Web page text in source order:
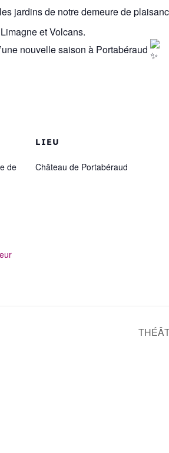
jardins de notre demeure de
et Volcans.
nouvelle saison à Portabéraud
de
LIEU
Château de Portabéraud